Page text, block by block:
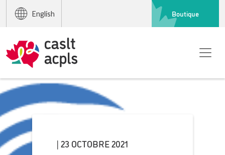
English Boutique
| 23 OCTOBRE 2021